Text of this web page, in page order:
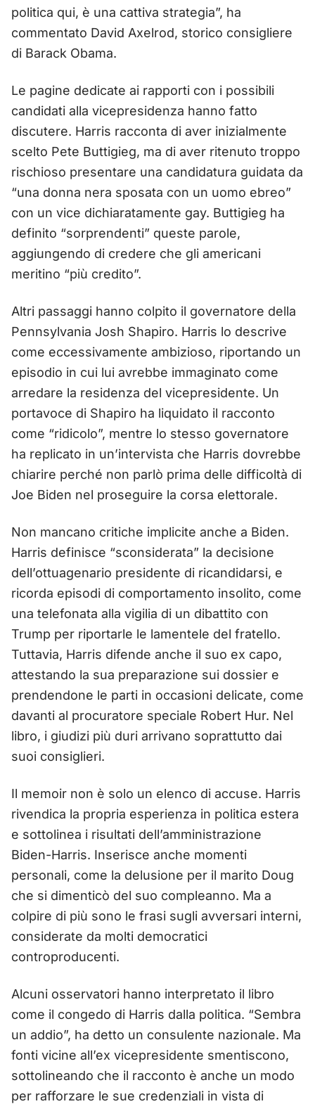
politica qui, è una cattiva strategia”, ha
commentato David Axelrod, storico consigliere
di Barack Obama.
Le pagine dedicate ai rapporti con i possibili
candidati alla vicepresidenza hanno fatto
discutere. Harris racconta di aver inizialmente
scelto Pete Buttigieg, ma di aver ritenuto troppo
rischioso presentare una candidatura guidata da
“una donna nera sposata con un uomo ebreo”
con un vice dichiaratamente gay. Buttigieg ha
definito “sorprendenti” queste parole,
aggiungendo di credere che gli americani
meritino “più credito”.
Altri passaggi hanno colpito il governatore della
Pennsylvania Josh Shapiro. Harris lo descrive
come eccessivamente ambizioso, riportando un
episodio in cui lui avrebbe immaginato come
arredare la residenza del vicepresidente. Un
portavoce di Shapiro ha liquidato il racconto
come “ridicolo”, mentre lo stesso governatore
ha replicato in un’intervista che Harris dovrebbe
chiarire perché non parlò prima delle difficoltà di
Joe Biden nel proseguire la corsa elettorale.
Non mancano critiche implicite anche a Biden.
Harris definisce “sconsiderata” la decisione
dell’ottuagenario presidente di ricandidarsi, e
ricorda episodi di comportamento insolito, come
una telefonata alla vigilia di un dibattito con
Trump per riportarle le lamentele del fratello.
Tuttavia, Harris difende anche il suo ex capo,
attestando la sua preparazione sui dossier e
prendendone le parti in occasioni delicate, come
davanti al procuratore speciale Robert Hur. Nel
libro, i giudizi più duri arrivano soprattutto dai
suoi consiglieri.
Il memoir non è solo un elenco di accuse. Harris
rivendica la propria esperienza in politica estera
e sottolinea i risultati dell’amministrazione
Biden-Harris. Inserisce anche momenti
personali, come la delusione per il marito Doug
che si dimenticò del suo compleanno. Ma a
colpire di più sono le frasi sugli avversari interni,
considerate da molti democratici
controproducenti.
Alcuni osservatori hanno interpretato il libro
come il congedo di Harris dalla politica. “Sembra
un addio”, ha detto un consulente nazionale. Ma
fonti vicine all’ex vicepresidente smentiscono,
sottolineando che il racconto è anche un modo
per rafforzare le sue credenziali in vista di